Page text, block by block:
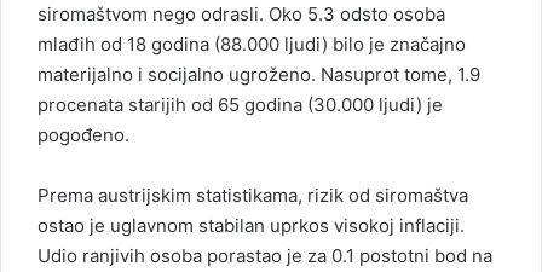
siromaštvom nego odrasli. Oko 5.3 odsto osoba
mlađih od 18 godina (88.000 ljudi) bilo je značajno
materijalno i socijalno ugroženo. Nasuprot tome, 1.9
procenata starijih od 65 godina (30.000 ljudi) je
pogođeno.
Prema austrijskim statistikama, rizik od siromaštva
ostao je uglavnom stabilan uprkos visokoj inflaciji.
Udio ranjivih osoba porastao je za 0.1 postotni bod na